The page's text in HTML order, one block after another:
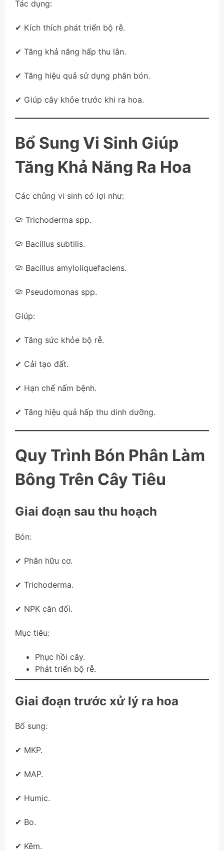
Tác dụng:
✔ Kích thích phát triển bộ rễ.
✔ Tăng khả năng hấp thu lân.
✔ Tăng hiệu quả sử dụng phân bón.
✔ Giúp cây khỏe trước khi ra hoa.
Bổ Sung Vi Sinh Giúp
Tăng Khả Năng Ra Hoa
Các chủng vi sinh có lợi như:
🦠 Trichoderma spp.
🦠 Bacillus subtilis.
🦠 Bacillus amyloliquefaciens.
🦠 Pseudomonas spp.
Giúp:
✔ Tăng sức khỏe bộ rễ.
✔ Cải tạo đất.
✔ Hạn chế nấm bệnh.
✔ Tăng hiệu quả hấp thu dinh dưỡng.
Quy Trình Bón Phân Làm
Bông Trên Cây Tiêu
Giai đoạn sau thu hoạch
Bón:
✔ Phân hữu cơ.
✔ Trichoderma.
✔ NPK cân đối.
Mục tiêu:
Phục hồi cây.
Phát triển bộ rễ.
Giai đoạn trước xử lý ra hoa
Bổ sung:
✔ MKP.
✔ MAP.
✔ Humic.
✔ Bo.
✔ Kẽm.